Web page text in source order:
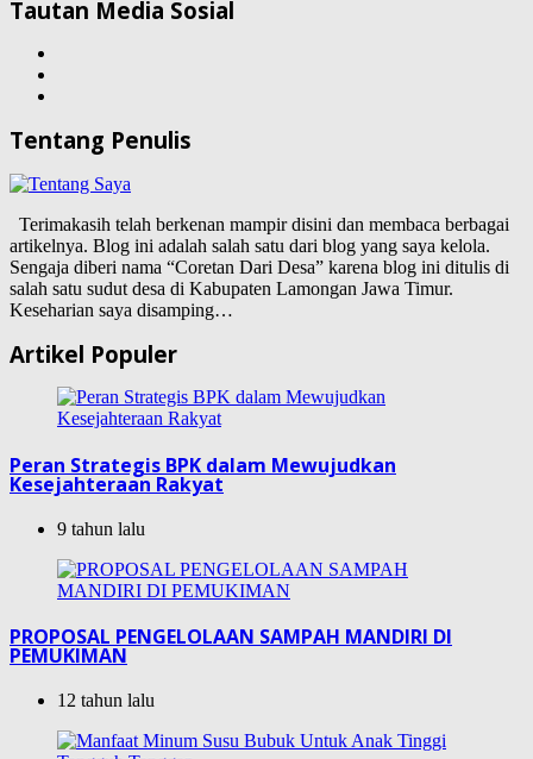
Tautan Media Sosial
Tentang Penulis
Terimakasih telah berkenan mampir disini dan membaca berbagai
artikelnya. Blog ini adalah salah satu dari blog yang saya kelola.
Sengaja diberi nama “Coretan Dari Desa” karena blog ini ditulis di
salah satu sudut desa di Kabupaten Lamongan Jawa Timur.
Keseharian saya disamping…
Artikel Populer
Peran Strategis BPK dalam Mewujudkan
Kesejahteraan Rakyat
9 tahun lalu
PROPOSAL PENGELOLAAN SAMPAH MANDIRI DI
PEMUKIMAN
12 tahun lalu